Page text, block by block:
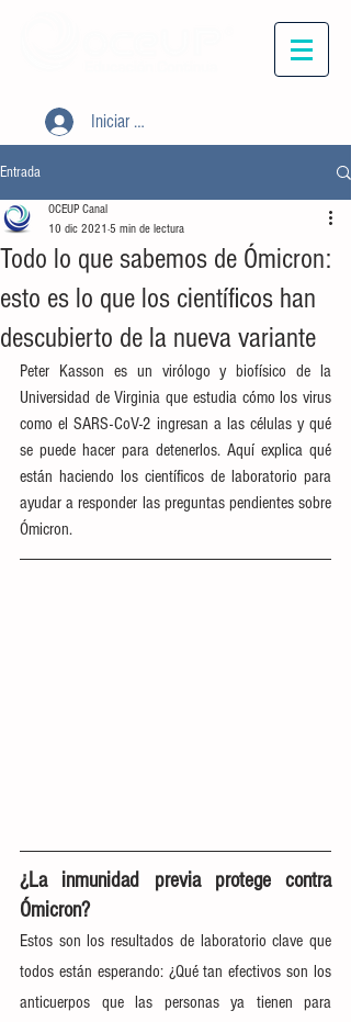
Iniciar sesión
Entrada
Todo lo que sabemos de Ómicron:
esto es lo que los científicos han
descubierto de la nueva variante
OCEUP Canal
10 dic 2021 5 min de lectura
Peter Kasson es un virólogo y biofísico de la
Universidad de Virginia que estudia cómo los virus
como el SARS-CoV-2 ingresan a las células y qué
se puede hacer para detenerlos. Aquí explica qué
están haciendo los científicos de laboratorio para
ayudar a responder las preguntas pendientes sobre
Ómicron.
¿La inmunidad previa protege contra
Ómicron?
Estos son los resultados de laboratorio clave que
todos están esperando: ¿Qué tan efectivos son los
anticuerpos que las personas ya tienen para